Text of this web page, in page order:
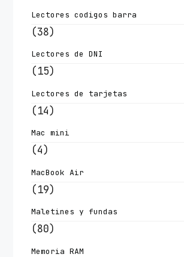
Lectores codigos barra
(38)
Lectores de DNI
(15)
Lectores de tarjetas
(14)
Mac mini
(4)
MacBook Air
(19)
Maletines y fundas
(80)
Memoria RAM